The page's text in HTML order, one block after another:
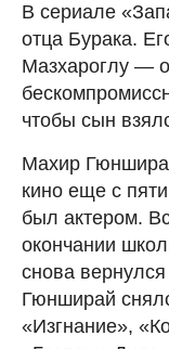
В сериале
отца Бурака.
Мазхароглу —
чтобы сын
Махир
кино еще с
был актером.
окончании
снова
Гюнширай
«Изгнание»,